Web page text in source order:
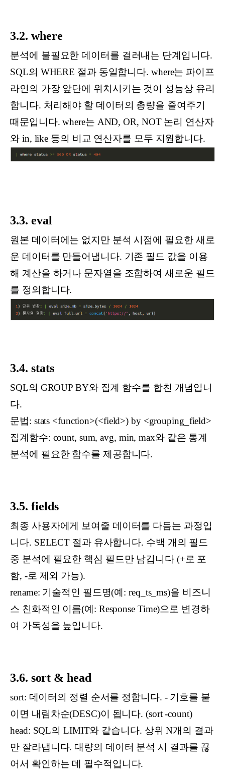
3.2. where
분석에 불필요한 데이터를 걸러내는 단계입니다.
SQL의 WHERE 절과 동일합니다. where는 파이프
라인의 가장 앞단에 위치시키는 것이 성능상 유리
합니다. 처리해야 할 데이터의 총량을 줄여주기
때문입니다. where는 AND, OR, NOT 논리 연산자
와 in, like 등의 비교 연산자를 모두 지원합니다.
3.3. eval
원본 데이터에는 없지만 분석 시점에 필요한 새로
운 데이터를 만들어냅니다. 기존 필드 값을 이용
해 계산을 하거나 문자열을 조합하여 새로운 필드
를 정의합니다.
3.4. stats
SQL의 GROUP BY와 집계 함수를 합친 개념입니
다.
문법: stats <function>(<field>) by <grouping_field>
집계함수: count, sum, avg, min, max와 같은 통계
분석에 필요한 함수를 제공합니다.
3.5. fields
최종 사용자에게 보여줄 데이터를 다듬는 과정입
니다. SELECT 절과 유사합니다. 수백 개의 필드
중 분석에 필요한 핵심 필드만 남깁니다 (+로 포
함, -로 제외 가능).
rename: 기술적인 필드명(예: req_ts_ms)을 비즈니
스 친화적인 이름(예: Response Time)으로 변경하
여 가독성을 높입니다.
3.6. sort & head
sort: 데이터의 정렬 순서를 정합니다. - 기호를 붙
이면 내림차순(DESC)이 됩니다. (sort -count)
head: SQL의 LIMIT와 같습니다. 상위 N개의 결과
만 잘라냅니다. 대량의 데이터 분석 시 결과를 끊
어서 확인하는 데 필수적입니다.